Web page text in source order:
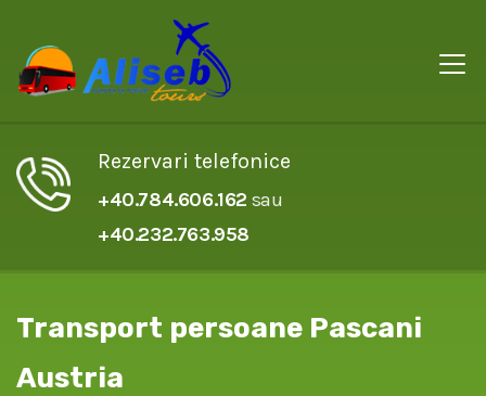
Rezervari telefonice
+40.784.606.162 sau
+40.232.763.958
Transport persoane Pascani
Austria